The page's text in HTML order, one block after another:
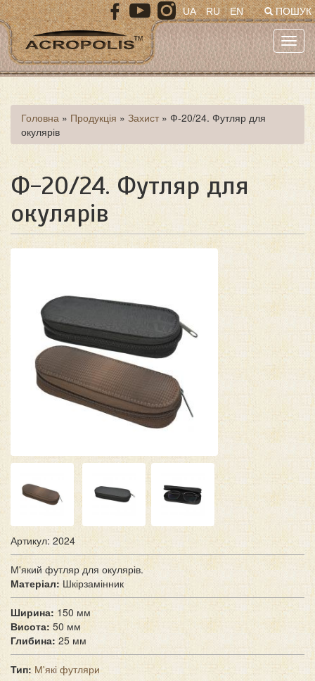
Перейти
до
основного
матеріалу
ПОШУК
UA RU EN
Ви
є
тут
Головна » Продукція » Захист » Ф-20/24. Футляр для
окулярів
Ф-20/24. Футляр для
окулярів
Артикул: 2024
М'який футляр для окулярів.
Матеріал: Шкірзамінник
Ширина: 150 мм
Висота:50 мм
Глибина: 25 мм
Тип:М'які футляри